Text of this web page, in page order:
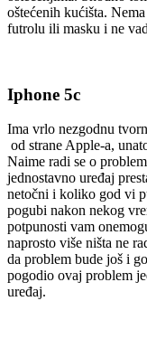
oštećenih kućišta.
futrolu ili masku i ne
Iphone 5c
Ima vrlo nezgodnu
od strane Apple-a,
Naime radi se o
jednostavno uređaj
netočni i koliko god vi
pogubi nakon nekog
potpunosti vam
naprosto više ništa ne
da problem bude još i
pogodio ovaj problem
uređaj.